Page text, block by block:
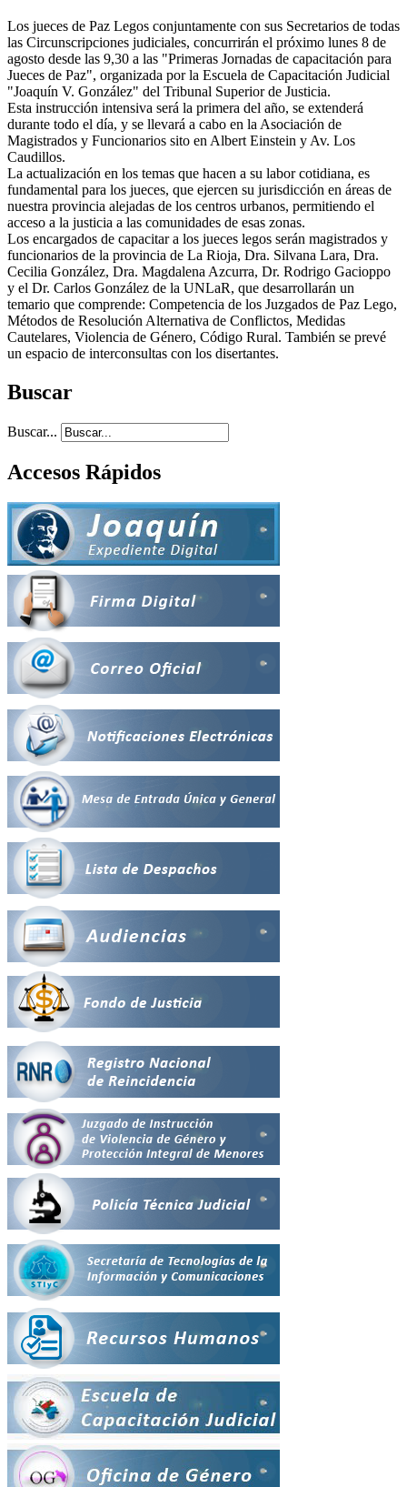
Los jueces de Paz Legos conjuntamente con sus Secretarios de todas
las Circunscripciones judiciales, concurrirán el próximo lunes 8 de
agosto desde las 9,30 a las "Primeras Jornadas de capacitación para
Jueces de Paz", organizada por la Escuela de Capacitación Judicial
"Joaquín V. González" del Tribunal Superior de Justicia.
Esta instrucción intensiva será la primera del año, se extenderá
durante todo el día, y se llevará a cabo en la Asociación de
Magistrados y Funcionarios sito en Albert Einstein y Av. Los
Caudillos.
La actualización en los temas que hacen a su labor cotidiana, es
fundamental para los jueces, que ejercen su jurisdicción en áreas de
nuestra provincia alejadas de los centros urbanos, permitiendo el
acceso a la justicia a las comunidades de esas zonas.
Los encargados de capacitar a los jueces legos serán magistrados y
funcionarios de la provincia de La Rioja, Dra. Silvana Lara, Dra.
Cecilia González, Dra. Magdalena Azcurra, Dr. Rodrigo Gacioppo
y el Dr. Carlos González de la UNLaR, que desarrollarán un
temario que comprende: Competencia de los Juzgados de Paz Lego,
Métodos de Resolución Alternativa de Conflictos, Medidas
Cautelares, Violencia de Género, Código Rural. También se prevé
un espacio de interconsultas con los disertantes.
Buscar
Buscar...
Accesos Rápidos